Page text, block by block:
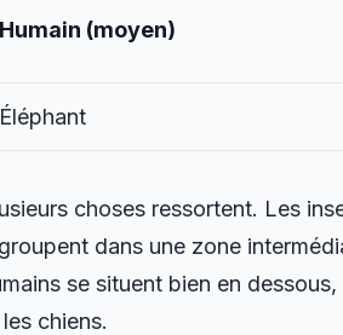
Humain (moyen)
Éléphant
choses ressortent. Les
dans une zone
se situent bien en
chiens.